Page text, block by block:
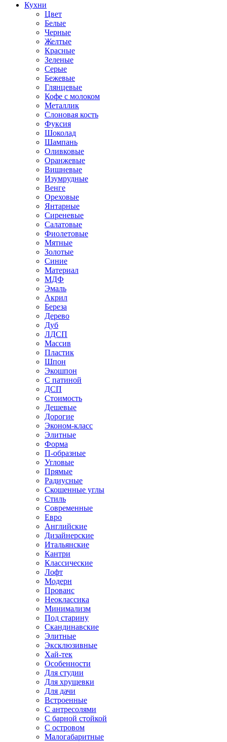
Кухни
Цвет
Белые
Черные
Желтые
Красные
Зеленые
Серые
Бежевые
Глянцевые
Кофе с молоком
Металлик
Слоновая кость
Фуксия
Шоколад
Шампань
Оливковые
Оранжевые
Вишневые
Изумрудные
Венге
Ореховые
Янтарные
Сиреневые
Салатовые
Фиолетовые
Мятные
Золотые
Синие
Материал
МДФ
Эмаль
Акрил
Береза
Дерево
Дуб
ЛДСП
Массив
Пластик
Шпон
Экошпон
С патиной
ДСП
Стоимость
Дешевые
Дорогие
Эконом-класс
Элитные
Форма
П-образные
Угловые
Прямые
Радиусные
Скошенные углы
Стиль
Современные
Евро
Английские
Дизайнерские
Итальянские
Кантри
Классические
Лофт
Модерн
Прованс
Неоклассика
Минимализм
Под старину
Скандинавские
Элитные
Эксклюзивные
Хай-тек
Особенности
Для студии
Для хрущевки
Для дачи
Встроенные
С антресолями
С барной стойкой
С островом
Малогабаритные